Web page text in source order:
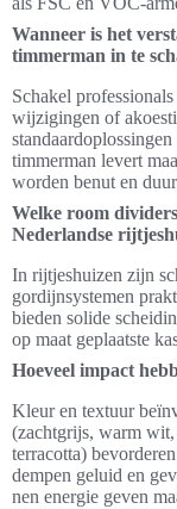
Wanneer is het
timmerman in te
Schakel
wijzigingen of
timmerman levert
worden benut en
Welke room
Nederlandse
In rijtjeshuizen zijn
gordijnsystemen
bieden solide
op maat geplaatste
Hoeveel impact
Kleur en textuur
(zachtgrijs, warm
terracotta)
dempen geluid en
nen energie geven